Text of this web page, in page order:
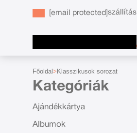
[email protected]szállítás
Főoldal Klasszikusok sorozat
Kategóriák
Ajándékkártya
Albumok